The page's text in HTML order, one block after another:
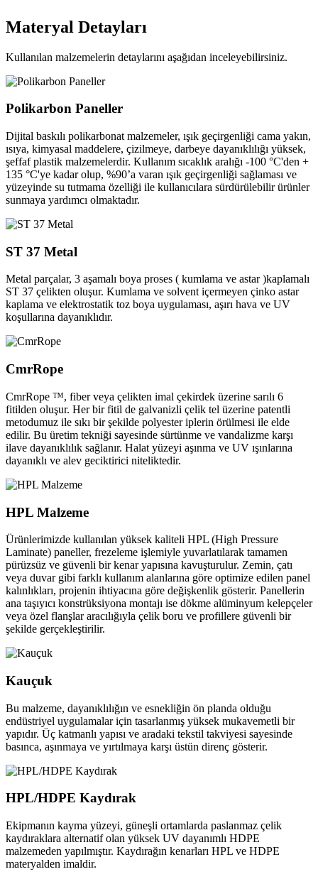
Materyal Detayları
Kullanılan malzemelerin detaylarını aşağıdan inceleyebilirsiniz.
Polikarbon Paneller
Dijital baskılı polikarbonat malzemeler, ışık geçirgenliği cama yakın,
ısıya, kimyasal maddelere, çizilmeye, darbeye dayanıklılığı yüksek,
şeffaf plastik malzemelerdir. Kullanım sıcaklık aralığı -100 °C'den +
135 °C'ye kadar olup, %90’a varan ışık geçirgenliği sağlaması ve
yüzeyinde su tutmama özelliği ile kullanıcılara sürdürülebilir ürünler
sunmaya yardımcı olmaktadır.
ST 37 Metal
Metal parçalar, 3 aşamalı boya proses ( kumlama ve astar )kaplamalı
ST 37 çelikten oluşur. Kumlama ve solvent içermeyen çinko astar
kaplama ve elektrostatik toz boya uygulaması, aşırı hava ve UV
koşullarına dayanıklıdır.
CmrRope
CmrRope ™, fiber veya çelikten imal çekirdek üzerine sarılı 6
fitilden oluşur. Her bir fitil de galvanizli çelik tel üzerine patentli
metodumuz ile sıkı bir şekilde polyester iplerin örülmesi ile elde
edilir. Bu üretim tekniği sayesinde sürtünme ve vandalizme karşı
ilave dayanıklılık sağlanır. Halat yüzeyi aşınma ve UV ışınlarına
dayanıklı ve alev geciktirici niteliktedir.
HPL Malzeme
Ürünlerimizde kullanılan yüksek kaliteli HPL (High Pressure
Laminate) paneller, frezeleme işlemiyle yuvarlatılarak tamamen
pürüzsüz ve güvenli bir kenar yapısına kavuşturulur. Zemin, çatı
veya duvar gibi farklı kullanım alanlarına göre optimize edilen panel
kalınlıkları, projenin ihtiyacına göre değişkenlik gösterir. Panellerin
ana taşıyıcı konstrüksiyona montajı ise dökme alüminyum kelepçeler
veya özel flanşlar aracılığıyla çelik boru ve profillere güvenli bir
şekilde gerçekleştirilir.
Kauçuk
Bu malzeme, dayanıklılığın ve esnekliğin ön planda olduğu
endüstriyel uygulamalar için tasarlanmış yüksek mukavemetli bir
yapıdır. Üç katmanlı yapısı ve aradaki tekstil takviyesi sayesinde
basınca, aşınmaya ve yırtılmaya karşı üstün direnç gösterir.
HPL/HDPE Kaydırak
Ekipmanın kayma yüzeyi, güneşli ortamlarda paslanmaz çelik
kaydıraklara alternatif olan yüksek UV dayanımlı HDPE
malzemeden yapılmıştır. Kaydırağın kenarları HPL ve HDPE
materyalden imaldir.